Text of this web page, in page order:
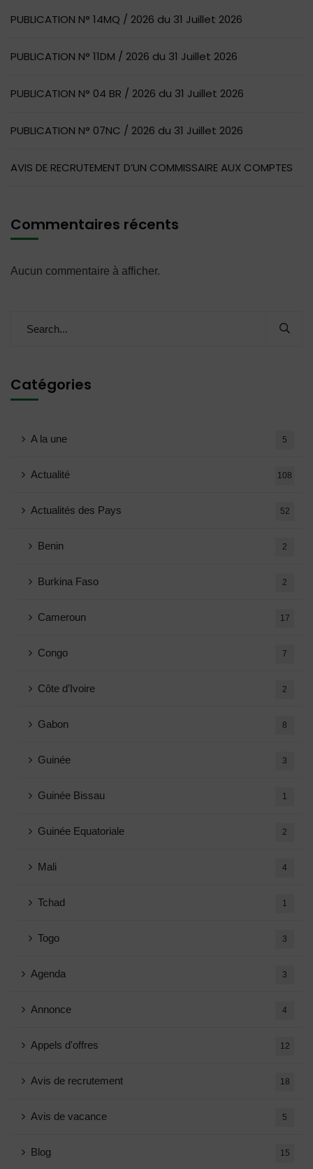
PUBLICATION N° 14MQ / 2026 du 31 Juillet 2026
PUBLICATION N° 11DM / 2026 du 31 Juillet 2026
PUBLICATION N° 04 BR / 2026 du 31 Juillet 2026
PUBLICATION N° 07NC / 2026 du 31 Juillet 2026
AVIS DE RECRUTEMENT D’UN COMMISSAIRE AUX COMPTES
Commentaires récents
Aucun commentaire à afficher.
Catégories
A la une 5
Actualité 108
Actualités des Pays 52
Benin 2
Burkina Faso 2
Cameroun 17
Congo 7
Côte d’Ivoire 2
Gabon 8
Guinée 3
Guinée Bissau 1
Guinée Equatoriale 2
Mali 4
Tchad 1
Togo 3
Agenda 3
Annonce 4
Appels d'offres 12
Avis de recrutement 18
Avis de vacance 5
Blog 15